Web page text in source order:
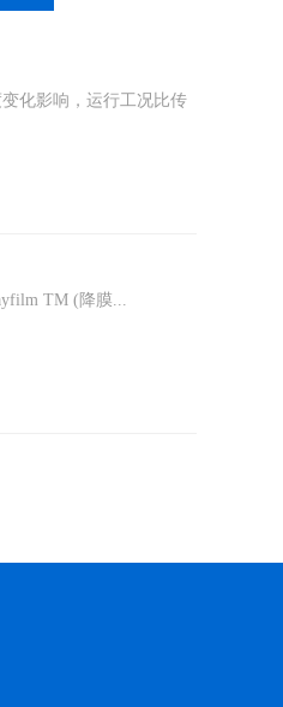
化影响，运行工况比传
TM (降膜...